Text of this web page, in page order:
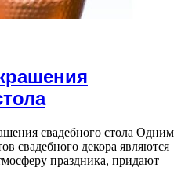
свадебного стола Одним
свадебного декора являются
праздника, придают